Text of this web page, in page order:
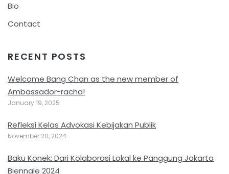
Bio
Contact
RECENT POSTS
Welcome Bang Chan as the new member of
Ambassador-racha!
January 19, 2025
Refleksi Kelas Advokasi Kebijakan Publik
November 20, 2024
Baku Konek: Dari Kolaborasi Lokal ke Panggung Jakarta
Biennale 2024